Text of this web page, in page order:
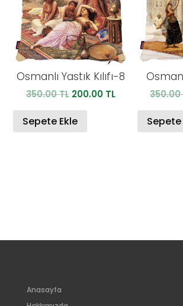
Osmanlı Yastık Kılıfı-8
350.00TL Orijinal
350.00 TL.
200.00 TLŞu
200.00 TL.
Sepete Ekle
350.00
Sepete
Anasayfa